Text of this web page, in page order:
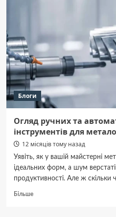
може
допомогти
бізнесу
та
громадянам
Блоги
Огляд ручних та
інструментів для
12 місяців тому назад
Уявіть, як у вашій майстерні
ідеальних форм, а шум
продуктивності. Але ж скільки
БільшеДокладніше